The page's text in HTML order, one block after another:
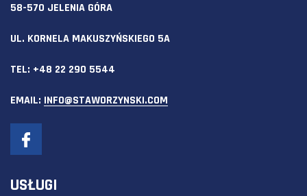
58-570 JELENIA GÓRA
UL. KORNELA MAKUSZYŃSKIEGO 5A
TEL: +48 22 290 5544
EMAIL: INFO@STAWORZYNSKI.COM
USŁUGI